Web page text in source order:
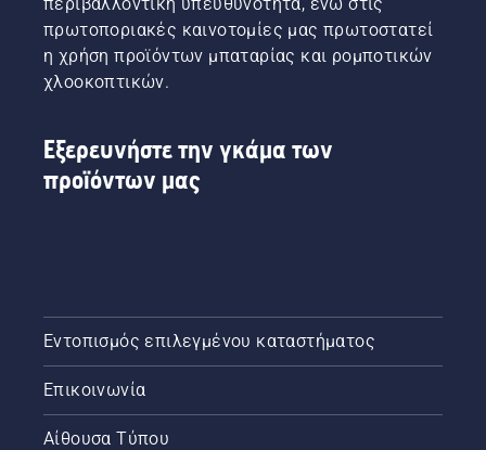
πρωτοποριακές καινοτομίες μας πρωτοστατεί
η χρήση προϊόντων μπαταρίας και ρομποτικών
χλοοκοπτικών.
Εξερευνήστε την γκάμα των
προϊόντων μας
Εντοπισμός επιλεγμένου καταστήματος
Επικοινωνία
Αίθουσα Τύπου